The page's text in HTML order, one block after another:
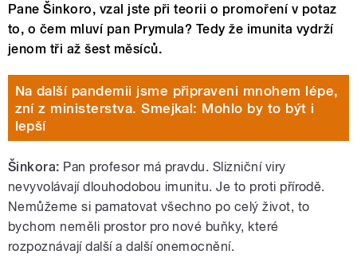
Pane Šinkoro, vzal jste při teorii o promoření v potaz
to, o čem mluví pan Prymula? Tedy že imunita vydrží
jenom tři až šest měsíců.
Na další pandemii jsme připraveni mnohem lépe,
zní z ministerstva. Smejkal: Mohlo by to být i
lepší
Šinkora: Pan profesor má pravdu. Slizniční viry
nevyvolávají dlouhodobou imunitu. Je to proti přírodě.
Nemůžeme si pamatovat všechno po celý život, to
bychom neměli prostor pro nové buňky, které
rozpoznávají další a další onemocnění.